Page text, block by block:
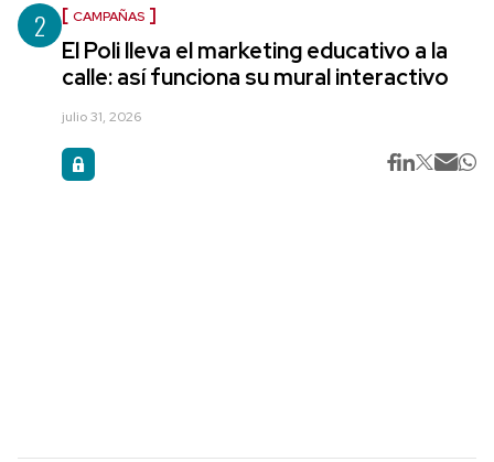
2 CAMPAÑAS
El Poli lleva el marketing educativo a la
calle: así funciona su mural interactivo
julio 31, 2026